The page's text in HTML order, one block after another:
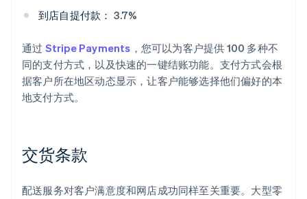
到店自提付款： 3.7%
通过 Stripe Payments ，您可以为客户提供 100 多种不
同的支付方式，以及快速的一键结账功能。支付方式会根
据客户所在地区动态显示，让客户能够选择他们偏好的本
地支付方式。
交货条款
配送服务对客户满意度和网店成功同样至关重要。大型零